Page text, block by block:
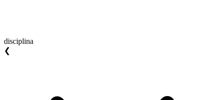
disciplina
❮